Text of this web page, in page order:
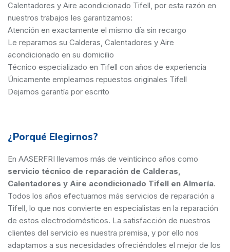
Calentadores y Aire acondicionado Tifell, por esta razón en
nuestros trabajos les garantizamos:
Atención en exactamente el mismo día sin recargo
Le reparamos su Calderas, Calentadores y Aire
acondicionado en su domicilio
Técnico especializado en Tifell con años de experiencia
Únicamente empleamos repuestos originales Tifell
Dejamos garantía por escrito
¿Porqué Elegirnos?
En AASERFRI llevamos más de veinticinco años como
servicio técnico de reparación de Calderas,
Calentadores y Aire acondicionado Tifell en Almería.
Todos los años efectuamos más servicios de reparación a
Tifell, lo que nos convierte en especialistas en la reparación
de estos electrodomésticos. La satisfacción de nuestros
clientes del servicio es nuestra premisa, y por ello nos
adaptamos a sus necesidades ofreciéndoles el mejor de los